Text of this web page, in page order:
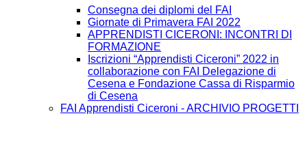
Consegna dei diplomi del FAI
Giornate di Primavera FAI 2022
APPRENDISTI CICERONI: INCONTRI DI
FORMAZIONE
Iscrizioni “Apprendisti Ciceroni” 2022 in
collaborazione con FAI Delegazione di
Cesena e Fondazione Cassa di Risparmio
di Cesena
FAI Apprendisti Ciceroni - ARCHIVIO PROGETTI